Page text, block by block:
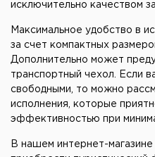
исключительно качеством
Максимальное удобство в
за счет компактных
Дополнительно может
транспортный чехол. Если
свободными, то можно
исполнения, которые
эффективностью при
В нашем интернет-